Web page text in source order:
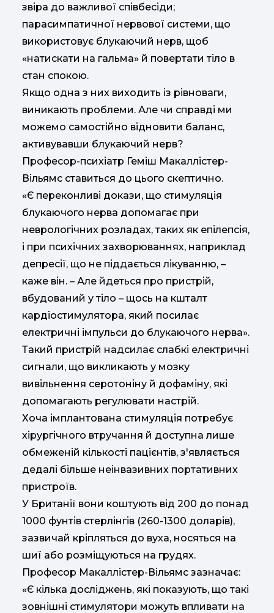
звіра до важливої співбесіди;
парасимпатичної нервової системи, що
використовує блукаючий нерв, щоб
«натискати на гальма» й повертати тіло в
стан спокою.
Якщо одна з них виходить із рівноваги,
виникають проблеми. Але чи справді ми
можемо самостійно відновити баланс,
активувавши блукаючий нерв?
Професор-психіатр Геміш Макаллістер-
Вільямс ставиться до цього скептично.
«Є переконливі докази, що стимуляція
блукаючого нерва допомагає при
неврологічних розладах, таких як епілепсія,
і при психічних захворюваннях, наприклад
депресії, що не піддається лікуванню, –
каже він. – Але йдеться про пристрій,
вбудований у тіло – щось на кшталт
кардіостимулятора, який посилає
електричні імпульси до блукаючого нерва».
Такий пристрій надсилає слабкі електричні
сигнали, що викликають у мозку
вивільнення серотоніну й дофаміну, які
допомагають регулювати настрій.
Хоча імплантована стимуляція потребує
хірургічного втручання й доступна лише
обмеженій кількості пацієнтів, з'являється
дедалі більше неінвазивних портативних
пристроїв.
У Британії вони коштують від 200 до понад
1000 фунтів стерлінгів (260-1300 доларів),
зазвичай кріпляться до вуха, носяться на
шиї або розміщуються на грудях.
Професор Макаллістер-Вільямс зазначає:
«Є кілька досліджень, які показують, що такі
зовнішні стимулятори можуть впливати на